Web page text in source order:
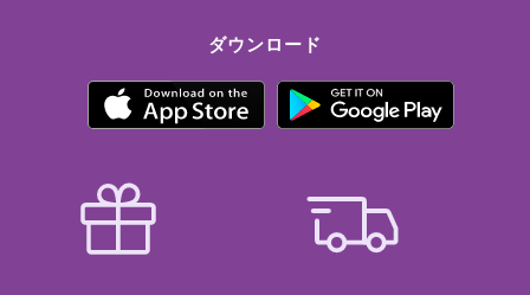
ダウンロード